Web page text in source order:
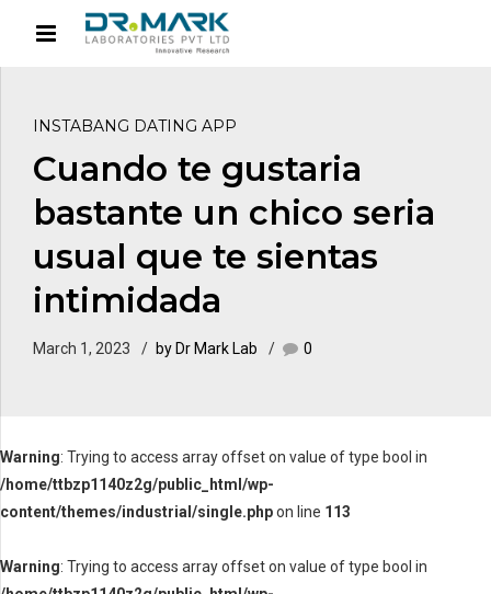
INSTABANG DATING APP
Cuando te gustaria
bastante un chico seri­a
usual que te sientas
intimidada
March 1, 2023 by Dr Mark Lab 0
Warning: Trying to access array offset on value of type bool in
/home/ttbzp1140z2g/public_html/wp-
content/themes/industrial/single.phpon line 113
Warning: Trying to access array offset on value of type bool in